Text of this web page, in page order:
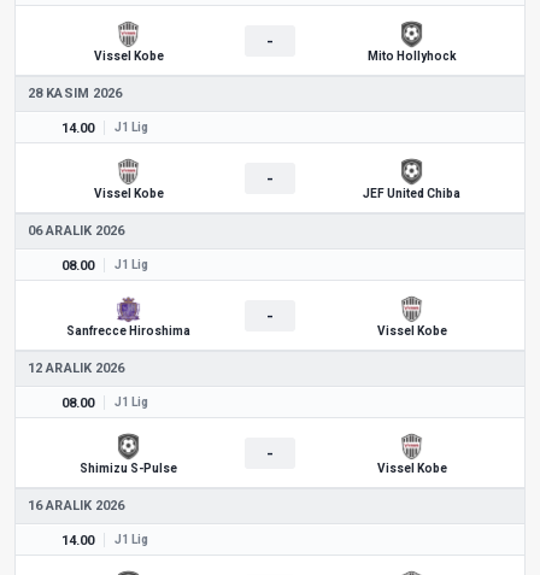
Vissel Kobe
-
Mito Hollyhock
28 KASIM 2026
14.00 J1 Lig
Vissel Kobe
-
JEF United Chiba
06 ARALIK 2026
08.00 J1 Lig
Sanfrecce Hiroshima
-
Vissel Kobe
12 ARALIK 2026
08.00 J1 Lig
Shimizu S-Pulse
-
Vissel Kobe
16 ARALIK 2026
14.00 J1 Lig